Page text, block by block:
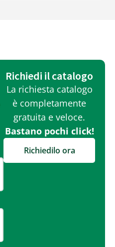
Richiedi il catalogo
La richiesta catalogo
è completamente
gratuita e veloce.
Bastano pochi click!
Richiedilo ora